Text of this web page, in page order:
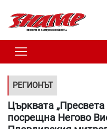
РЕГИОНЪТ
Църквата
посрещна Негово